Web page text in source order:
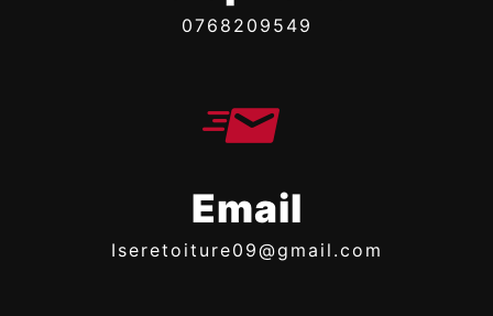
0768209549
Email
iseretoiture09@gmail.com